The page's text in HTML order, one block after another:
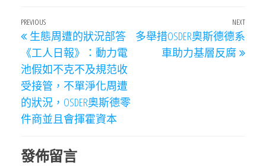
文
章
導
覽
Previous
Post
PREVIOUS
生態周遭的狀況部答
《工人日報》：動力電
池假如不克不及規范收
受接管，不單淨化周遭
的狀況，OSDER奧斯德零
件商並且會揮霍資本
Next
NEXT
多舉措OSDER奧斯德德系
車助力基層反腐
發佈留言